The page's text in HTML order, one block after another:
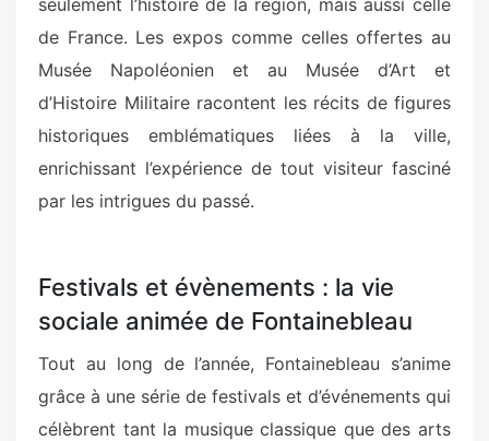
de France. Les expos comme celles offertes au
Musée Napoléonien et au Musée d’Art et
d’Histoire Militaire racontent les récits de figures
historiques emblématiques liées à la ville,
enrichissant l’expérience de tout visiteur fasciné
par les intrigues du passé.
Festivals et évènements : la vie
sociale animée de Fontainebleau
Tout au long de l’année, Fontainebleau s’anime
grâce à une série de festivals et d’événements qui
célèbrent tant la musique classique que des arts